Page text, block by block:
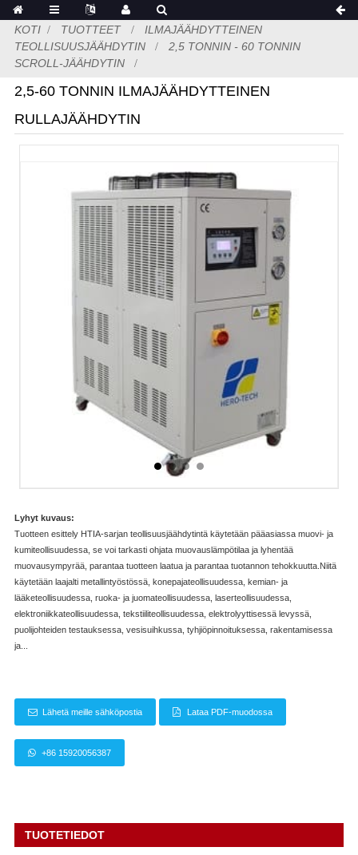
KOTI TUOTTEET
ILMAJÄÄHDYTTEINEN
TEOLLISUUSJÄÄHDYTIN
2,5 TONNIN - 60 TONNIN
SCROLL-JÄÄHDYTIN
2,5-60 TONNIN ILMAJÄÄHDYTTEINEN
RULLAJÄÄHDYTIN
Lyhyt kuvaus:
Tuotteen esittely HTIA-sarjan teollisuusjäähdytintä käytetään pääasiassa muovi- ja
kumiteollisuudessa, se voi tarkasti ohjata muovauslämpötilaa ja lyhentää
muovausympyrää, parantaa tuotteen laatua ja parantaa tuotannon tehokkuutta.Niitä
käytetään laajalti metallintyöstössä, konepajateollisuudessa, kemian- ja
lääketeollisuudessa, ruoka- ja juomateollisuudessa, laserteollisuudessa,
elektroniikkateollisuudessa, tekstiiliteollisuudessa, elektrolyyttisessä levyssä,
puolijohteiden testauksessa, vesisuihkussa, tyhjiöpinnoituksessa, rakentamisessa
ja...
Lähetä meille sähköpostia Lataa PDF-muodossa
+86 15920056387
TUOTETIEDOT